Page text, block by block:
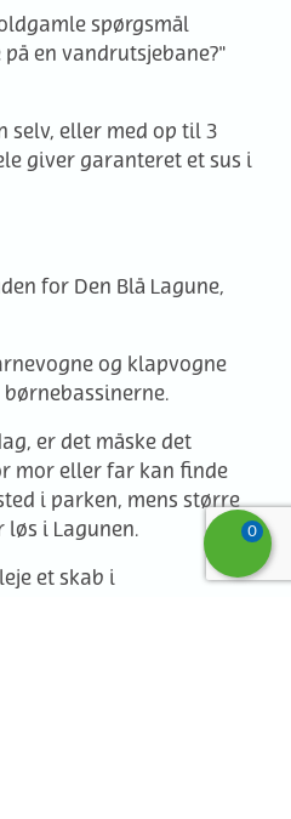
spørgsmål
en vandrutsjebane?"
selv, eller med op til 3
giver garanteret et sus i
for Den Blå Lagune,
og klapvogne
er det måske det
mor eller far kan finde
i parken, mens større
løs i Lagunen.
et skab i
0